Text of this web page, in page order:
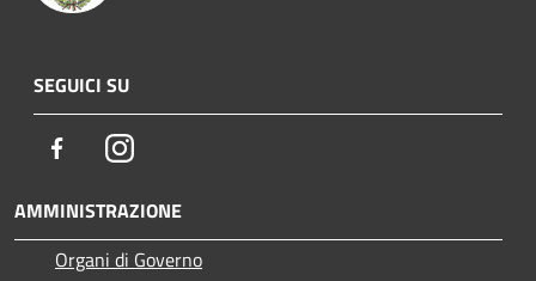
SEGUICI SU
FacebookInstagram
AMMINISTRAZIONE
Organi di Governo